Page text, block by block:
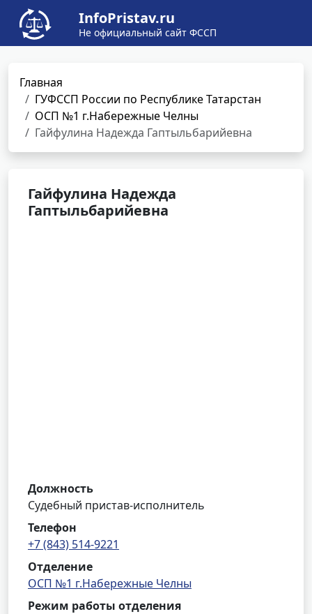
InfoPristav.ru
Не официальный сайт ФССП
Главная
ГУФССП России по Республике Татарстан
ОСП №1 г.Набережные Челны
Гайфулина Надежда Гаптыльбарийевна
Гайфулина Надежда
Гаптыльбарийевна
Должность
Судебный пристав-исполнитель
Телефон
+7 (843) 514-9221
Отделение
ОСП №1 г.Набережные Челны
Режим работы отделения